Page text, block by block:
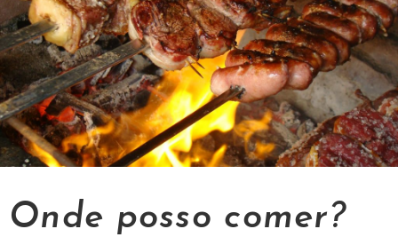
Onde posso comer?